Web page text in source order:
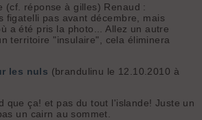
(cf. réponse à gilles) Renaud :
figatelli pas avant décembre, mais
a été pris la photo... Allez un autre
territoire "insulaire", cela éliminera
les nuls (brandulinu le 12.10.2010 à
que ça! et pas du tout l'islande! Juste un
un cairn au sommet.